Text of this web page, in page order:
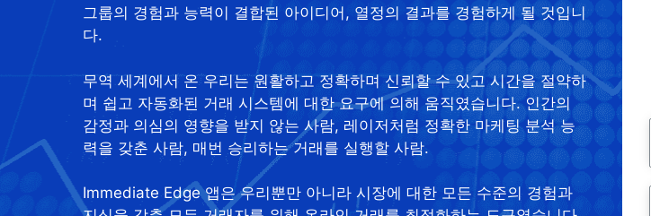
그룹의 경험과 능력이 결합된 아이디어, 열정의 결과를 경험하게 될 것입니
다.
무역 세계에서 온 우리는 원활하고 정확하며 신뢰할 수 있고 시간을 절약하
며 쉽고 자동화된 거래 시스템에 대한 요구에 의해 움직였습니다. 인간의
감정과 의심의 영향을 받지 않는 사람, 레이저처럼 정확한 마케팅 분석 능
력을 갖춘 사람, 매번 승리하는 거래를 실행할 사람.
Immediate Edge 앱은 우리뿐만 아니라 시장에 대한 모든 수준의 경험과